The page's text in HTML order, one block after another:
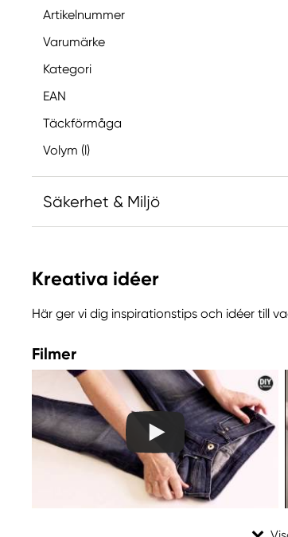
Artikelnummer
Varumärke
Kategori
EAN
Täckförmåga
Volym (l)
Säkerhet & Miljö
Panduro Fabric Paint
205 14 Malmö, Sweden
+46 (04) 22 30 70
Kreativa idéer
Här ger vi dig inspirationstips och idéer till
Filmer